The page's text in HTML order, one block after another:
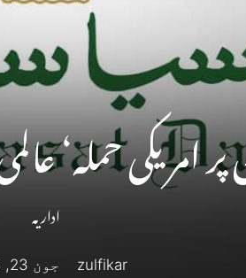
امریکی حملہ‘
اداریہ
zulfikar جون 23, 2025